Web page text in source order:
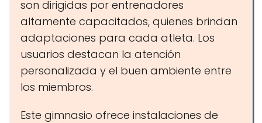
son dirigidas por entrenadores
altamente capacitados, quienes brindan
adaptaciones para cada atleta. Los
usuarios destacan la atención
personalizada y el buen ambiente entre
los miembros.
Este gimnasio ofrece instalaciones de